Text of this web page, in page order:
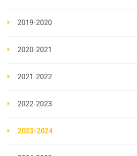
2019-2020
2020-2021
2021-2022
2022-2023
2023-2024